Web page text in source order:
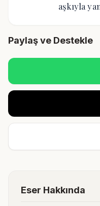
aşkıyla
Paylaş ve Destekle
Eser Hakkında